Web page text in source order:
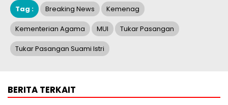
Tag : Breaking News Kemenag
Kementerian Agama MUI Tukar Pasangan
Tukar Pasangan Suami Istri
BERITA TERKAIT